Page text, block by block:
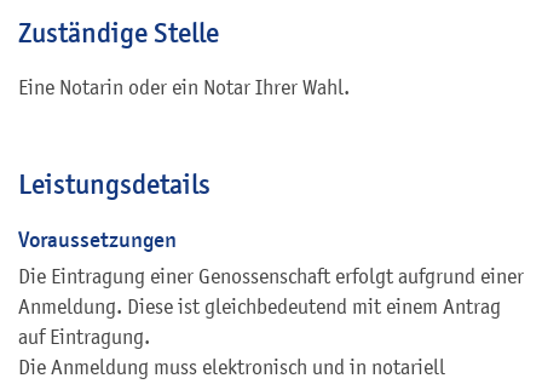
Zuständige Stelle
Eine Notarin oder ein Notar Ihrer Wahl.
Leistungsdetails
Voraussetzungen
Die Eintragung einer Genossenschaft erfolgt aufgrund einer
Anmeldung. Diese ist gleichbedeutend mit einem Antrag
auf Eintragung.
Die Anmeldung muss elektronisch und in notariell